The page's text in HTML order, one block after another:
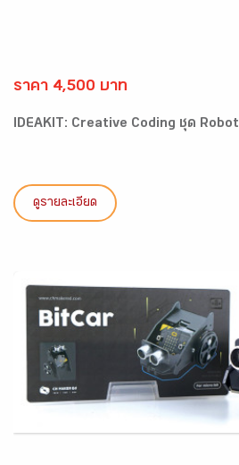
ราคา 4,500 บาท
IDEAKIT: Creative Coding ชุด Robot
ดูรายละเอียด